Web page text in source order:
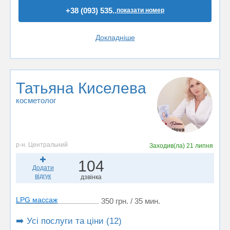
+38 (093) 535..показати номер
Докладніше
Татьяна Киселева
косметолог
р-н. Центральний Заходив(ла) 21 липня
Додати
відгук
104
дзвінка
LPG массаж 350 грн. / 35 мин.
➡️ Усі послуги та ціни (12)